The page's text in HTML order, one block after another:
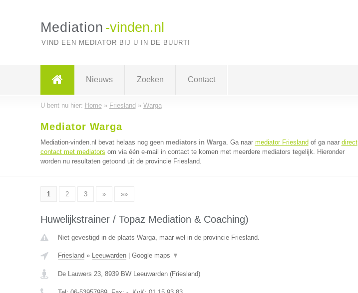
Mediation -vinden.nl
VIND EEN MEDIATOR BIJ U IN DE BUURT!
Nieuws Zoeken Contact
U bent nu hier: Home» Friesland » Warga
Mediator Warga
Mediation-vinden.nl bevat helaas nog geen mediators in Warga. Ga naar mediator Friesland of ga naar direct
contact met mediators om via één e-mail in contact te komen met meerdere mediators tegelijk. Hieronder
worden nu resultaten getoond uit de provincie Friesland.
1 2 3 » »»
Huwelijkstrainer / Topaz Mediation & Coaching)
Niet gevestigd in de plaats Warga, maar wel in de provincie Friesland.
Friesland » Leeuwarden| Google maps ▼
De Lauwers 23, 8939 BW Leeuwarden(Friesland)